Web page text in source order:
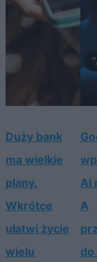
Duży bank
ma wielkie
plany.
Wkrótce
ułatwi życie
wielu
AI
A
do